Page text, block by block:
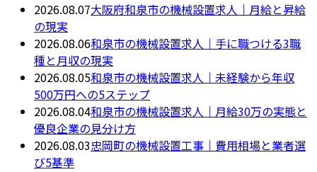
2026.08.07大阪府和泉市の機械設置求人｜月給と昇給
の現実
2026.08.06和泉市の機械設置求人｜手に職つける3職
種と月収の現実
2026.08.05和泉市の機械設置求人｜未経験から年収
500万円への5ステップ
2026.08.04和泉市の機械設置求人｜月給30万の実態と
優良企業の見分け方
2026.08.03忠岡町の機械設置工事｜費用相場と業者選
び5基準